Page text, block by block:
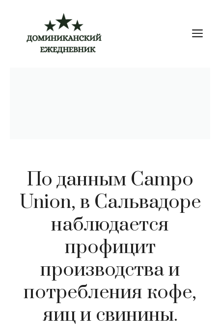
содержимому
По данным Campo
Union, в Сальвадоре
наблюдается
профицит
производства и
потребления кофе,
яиц и свинины.